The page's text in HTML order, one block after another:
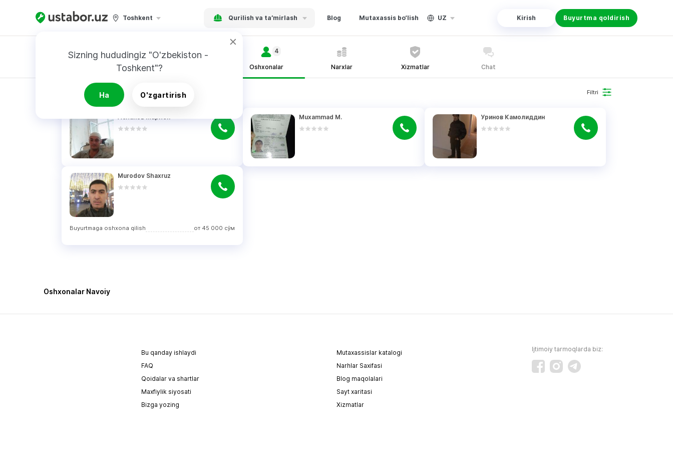
Toshkent Qurilish va ta’mirlash Blog Mutaxassis bo‘lish UZ Kirish Buyurtma qoldirish
Sizning hududingiz "O'zbekiston -
Toshkent"?
Ha O'zgartirish
Oshxonalar
4
Narxlar Xizmatlar Chat
QIDIRUV NATIJALARI Filtri
Асланов Марлен Muxammad M. Уринов Камолиддин
Murodov Shaxruz
Buyurtmaga oshxona qilish от 45 000 сўм
Oshxonalar Navoiy
Bu qanday ishlaydi
Mutaxassislar katalogi
FAQ
Narhlar Saxifasi
Qoidalar va shartlar
Blog maqolalari
Maxfiylik siyosati
Sayt xaritasi
Bizga yozing
Xizmatlar
Ijtimoiy tarmoqlarda biz: